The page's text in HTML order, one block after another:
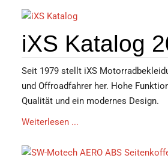
iXS Katalog
Seit 1979 stellt iXS
und Offroadfahrer her. Hohe
Qualität und ein modernes Design.
Weiterlesen ...